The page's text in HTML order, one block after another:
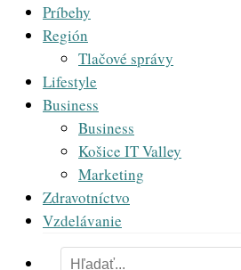
Príbehy
Región
Tlačové správy
Lifestyle
Business
Business
Košice IT Valley
Marketing
Zdravotníctvo
Vzdelávanie